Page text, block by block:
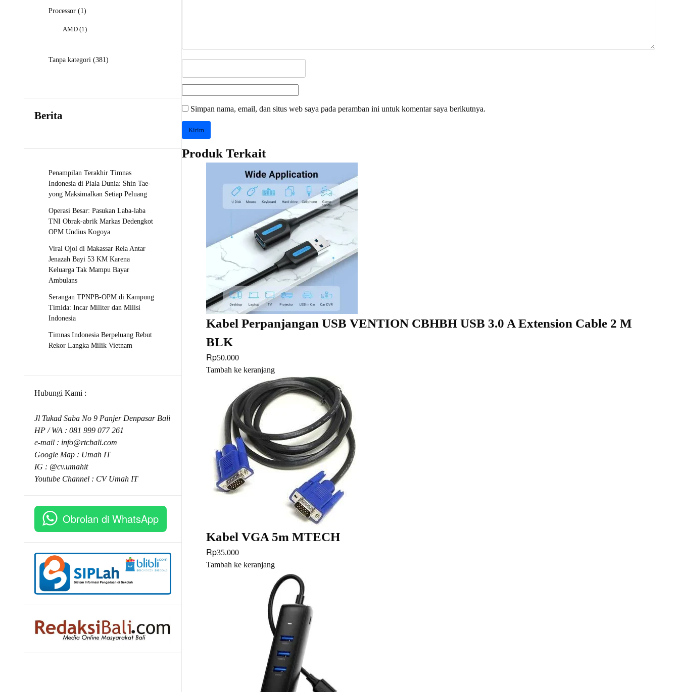
Simpan nama, email, dan situs web saya pada peramban ini untuk komentar saya berikutnya.
Produk Terkait
Kabel Perpanjangan USB VENTION CBHBH USB 3.0 A Extension Cable 2 M
BLK
Rp50.000
Tambah ke keranjang
Kabel VGA 5m MTECH
Rp35.000
Tambah ke keranjang
Processor 11
AMD 11
Tanpa kategori 381381
Berita
Penampilan Terakhir Timnas
Indonesia di Piala Dunia: Shin Tae-
yong Maksimalkan Setiap Peluang
Operasi Besar: Pasukan Laba-laba
TNI Obrak-abrik Markas Dedengkot
OPM Undius Kogoya
Viral Ojol di Makassar Rela Antar
Jenazah Bayi 53 KM Karena
Keluarga Tak Mampu Bayar
Ambulans
Serangan TPNPB-OPM di Kampung
Timida: Incar Militer dan Milisi
Indonesia
Timnas Indonesia Berpeluang Rebut
Rekor Langka Milik Vietnam
Hubungi Kami :
Jl Tukad Saba No 9 Panjer Denpasar Bali
HP / WA : 081 999 077 261
e-mail : info@rtcbali.com
Google Map : Umah IT
IG : @cv.umahit
Youtube Channel : CV Umah IT
Obrolan di WhatsApp